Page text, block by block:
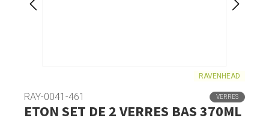
RAVENHEAD
RAY-0041-461 VERRES
ETON SET DE 2 VERRES BAS 370ML